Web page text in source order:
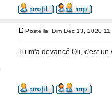
Posté le: Dim Déc 13, 2020
Tu m'a devancé Oli, c'est